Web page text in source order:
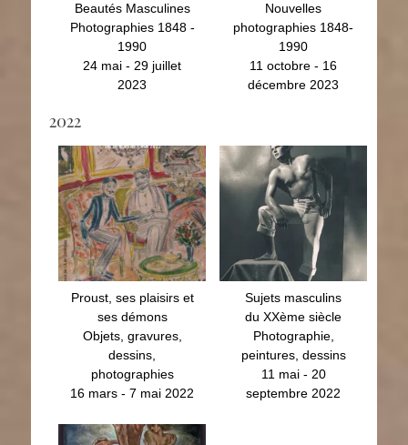
Beautés Masculines
Photographies 1848 -
1990
24 mai - 29 juillet
2023
Nouvelles
photographies 1848-
1990
11 octobre - 16
décembre 2023
2022
Proust, ses plaisirs et
ses démons
Objets, gravures,
dessins,
photographies
16 mars - 7 mai 2022
Proust, ses plaisirs et
ses démons
Objets, gravures,
dessins,
photographies
16 mars - 7 mai 2022
Sujets masculins
du XXème siècle
Photographie,
peintures, dessins
11 mai - 20
septembre 2022
Sujets masculins
du XXème siècle
Photographie,
peintures, dessins
11 mai - 20
septembre 2022
Fantasmes et Enfers